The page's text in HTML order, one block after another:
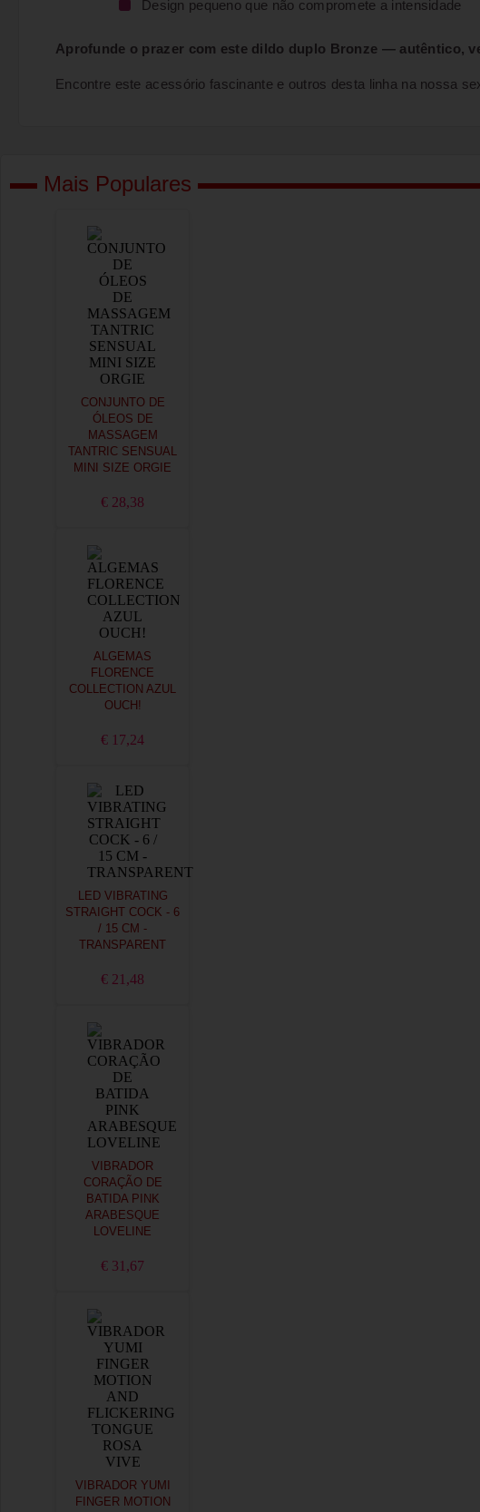
Design pequeno que não compromete a intensidade
Aprofunde o prazer com este dildo duplo Bronze — autêntico,
Encontre este acessório fascinante e outros desta linha na nossa
Mais Populares
CONJUNTO DE
ÓLEOS DE
MASSAGEM
TANTRIC SENSUAL
MINI SIZE ORGIE
€ 28,38
ALGEMAS
FLORENCE
COLLECTION AZUL
OUCH!
€ 17,24
LED VIBRATING
STRAIGHT COCK - 6
/ 15 CM -
TRANSPARENT
€ 21,48
VIBRADOR
CORAÇÃO DE
BATIDA PINK
ARABESQUE
LOVELINE
€ 31,67
VIBRADOR YUMI
FINGER MOTION